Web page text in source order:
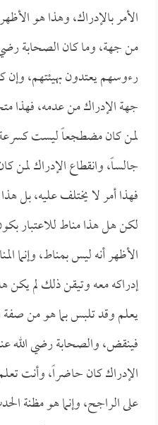
الأمر بالإدراك، وهذا هو
من جهة، وما كان الصحابة
رءوسهم يعتدون بهيئتهم، وإن
جهة الإدراك من عدمه، فهذا
لمن كان مضطجعاً ليست كسرعة
جالساً، وانقطاع الإدراك لمن
فهذا أمر لا يختلف عليه، بل
لكن هل هذا مناط للاعتبار
الأظهر أنه ليس بمناط، وإنما
إدراكه معه وتيقن ذلك لم
يعلم وقد تلبس بما هو من
فينقض، والصحابة رضي الله
الإدراك كان حاضراً، وأنت
على الراجح، وإنما هو مظنة